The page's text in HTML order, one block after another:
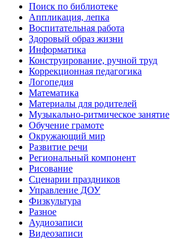
Поиск по библиотеке
Аппликация, лепка
Воспитательная работа
Здоровый образ жизни
Информатика
Конструирование, ручной труд
Коррекционная педагогика
Логопедия
Математика
Материалы для родителей
Музыкально-ритмическое занятие
Обучение грамоте
Окружающий мир
Развитие речи
Региональный компонент
Рисование
Сценарии праздников
Управление ДОУ
Физкультура
Разное
Аудиозаписи
Видеозаписи